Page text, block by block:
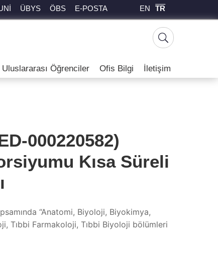
ÜBYS ÖBS E-POSTA EN TR
Uluslararası Öğrenciler Ofis Bilgi İletişim
000220582)
Kısa Süreli
“Anatomi, Biyoloji, Biyokimya,
Tıbbi Farmakoloji, Tıbbi Biyoloji bölümleri